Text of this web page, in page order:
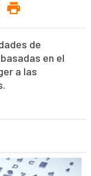
de
en el
a las